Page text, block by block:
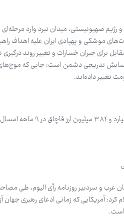
رژیم صهیونیستی، میدان نبرد وارد
موشکی و پهپادی ایران علیه اهداف
برای جبران خسارات و تغییر روند
تغییر داده‌اند.
رئیس پلیس امنیت اقتصادی فراجا از
و سردبیر روزنامه رأی الیوم، طی
کرد: آمریکایی که زمانی ادعای رهبری جهان
است.